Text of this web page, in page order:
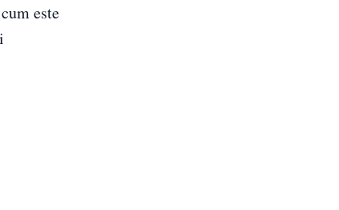
este